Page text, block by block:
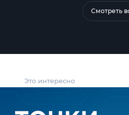
Это интересно
Смотреть